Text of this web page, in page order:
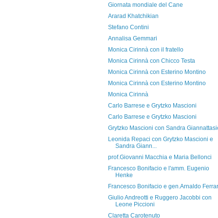
Giornata mondiale del Cane
Ararad Khatchikian
Stefano Contini
Annalisa Gemmari
Monica Cirinnà con il fratello
Monica Cirinnà con Chicco Testa
Monica Cirinnà con Esterino Montino
Monica Cirinnà con Esterino Montino
Monica Cirinnà
Carlo Barrese e Grytzko Mascioni
Carlo Barrese e Grytzko Mascioni
Grytzko Mascioni con Sandra
Leonida Repaci con Grytzko Mascioni e
Sandra Giann...
prof.Giovanni Macchia e Maria Bellonci
Francesco Bonifacio e l'amm. Eugenio
Henke
Francesco Bonifacio e gen.Arnaldo
Giulio Andreotti e Ruggero Jacobbi con
Leone Piccioni
Claretta Carotenuto